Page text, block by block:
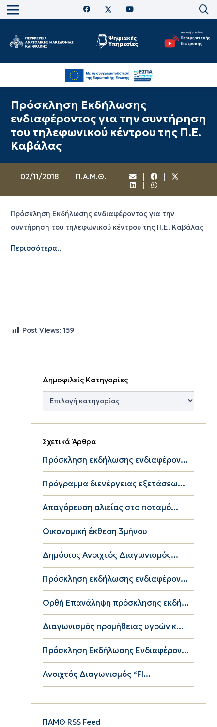
Πρόσκληση Εκδήλωσης
ενδιαφέροντος για την συντήρηση
του τηλεφωνικού κέντρου της Π.Ε.
Καβάλας
02/11/2018 Π.Α.Μ.Θ.
Πρόσκληση Εκδήλωσης ενδιαφέροντος για την
συντήρηση του τηλεφωνικού κέντρου της Π.Ε. Καβάλας
Περισσότερα..
Post Views: 159
Δημοφιλείς Κατηγορίες
Δημοφιλείς
Σχετικά Άρθρα
Πρόσκληση εκδήλωσης ενδιαφέρον...
Πρόγραμμα διενέργειας εξετάσεω...
Απαγόρευση αλιείας στο ποταμό...
Οικονομική έκθεση 3μήνου
Δημόσιος Ανοιχτός Διαγωνισμός...
Πρόσκληση εκδήλωσης ενδιαφέρον...
Ορθή Επανάληψη πρόσκλησης εκδή...
Διαγωνισμός προμήθειας υγρών κ...
Πρόσκληση Εκδήλωσης Ενδιαφέρον...
Ανοιχτός Διαγωνισμός “Fl...
ΠΑΜΘ RSS Feed